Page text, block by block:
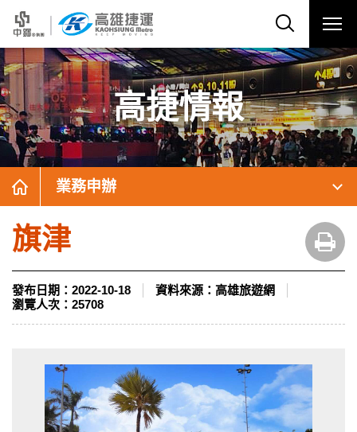
高捷情報
業務申辦
旗津
發布日期： 2022-10-18 資料來源： 高雄旅遊網
瀏覽人次： 25708